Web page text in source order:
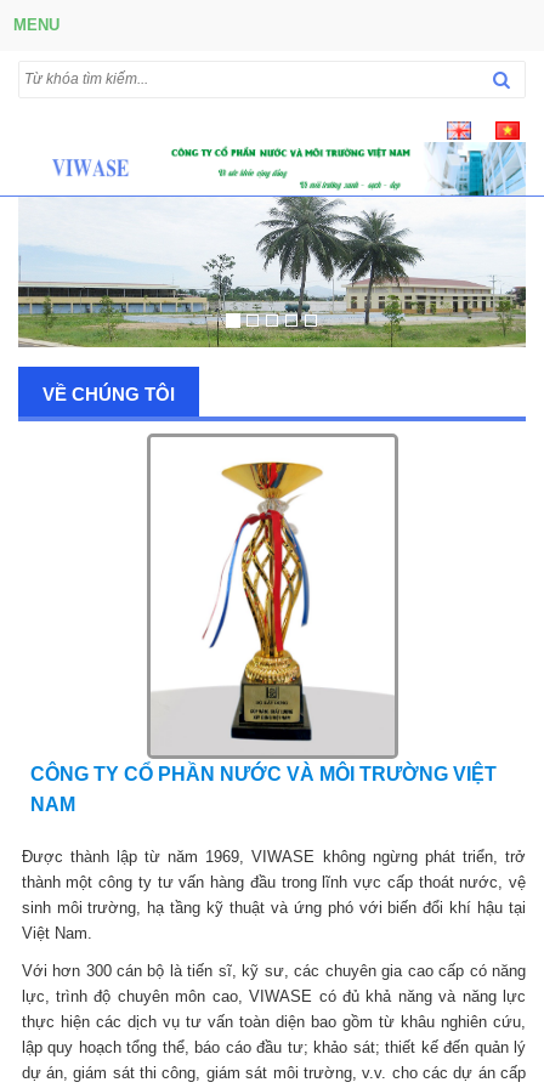
MENU
VỀ CHÚNG TÔI
CÔNG TY CỔ PHẦN NƯỚC VÀ MÔI TRƯỜNG VIỆT
NAM
Được thành lập từ năm 1969, VIWASE không ngừng phát triển, trở
thành một công ty tư vấn hàng đầu trong lĩnh vực cấp thoát nước, vệ
sinh môi trường, hạ tầng kỹ thuật và ứng phó với biến đổi khí hậu tại
Việt Nam.
Với hơn 300 cán bộ là tiến sĩ, kỹ sư, các chuyên gia cao cấp có năng
lực, trình độ chuyên môn cao, VIWASE có đủ khả năng và năng lực
thực hiện các dịch vụ tư vấn toàn diện bao gồm từ khâu nghiên cứu,
lập quy hoạch tổng thể, báo cáo đầu tư; khảo sát; thiết kế đến quản lý
dự án, giám sát thi công, giám sát môi trường, v.v. cho các dự án cấp